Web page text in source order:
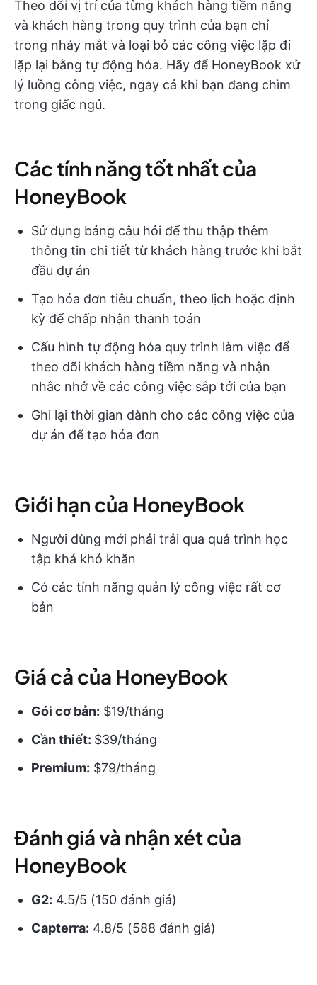
Theo dõi vị trí của từng khách hàng tiềm năng
và khách hàng trong quy trình của bạn chỉ
trong nháy mắt và loại bỏ các công việc lặp đi
lặp lại bằng tự động hóa. Hãy để HoneyBook xử
lý luồng công việc, ngay cả khi bạn đang chìm
trong giấc ngủ.
Các tính năng tốt nhất của
HoneyBook
Sử dụng bảng câu hỏi để thu thập thêm
thông tin chi tiết từ khách hàng trước khi bắt
đầu dự án
Tạo hóa đơn tiêu chuẩn, theo lịch hoặc định
kỳ để chấp nhận thanh toán
Cấu hình tự động hóa quy trình làm việc để
theo dõi khách hàng tiềm năng và nhận
nhắc nhở về các công việc sắp tới của bạn
Ghi lại thời gian dành cho các công việc của
dự án để tạo hóa đơn
Giới hạn của HoneyBook
Người dùng mới phải trải qua quá trình học
tập khá khó khăn
Có các tính năng quản lý công việc rất cơ
bản
Giá cả của HoneyBook
Gói cơ bản: $19/tháng
Cần thiết: $39/tháng
Premium: $79/tháng
Đánh giá và nhận xét của
HoneyBook
G2: 4.5/5 (150 đánh giá)
Capterra: 4.8/5 (588 đánh giá)